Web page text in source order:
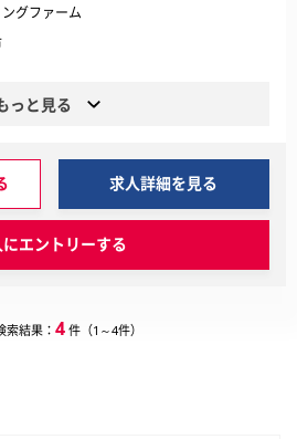
グファーム
っと見る
求人詳細を見る
エントリーする
索結果： 4件（1～4件）